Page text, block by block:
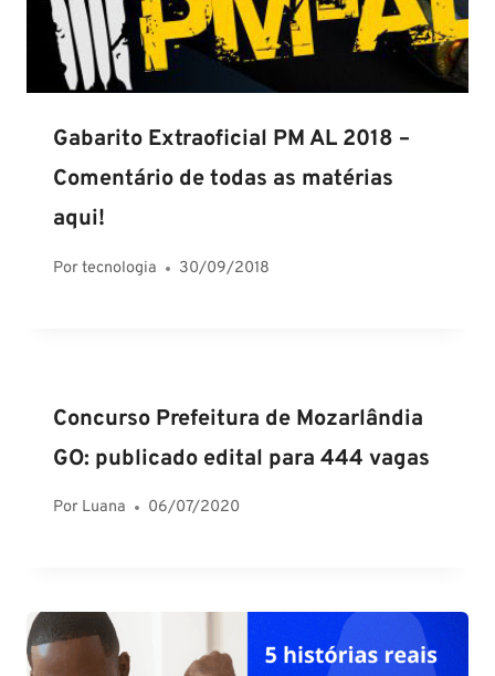
Gabarito Extraoficial PM AL 2018 –
Comentário de todas as matérias
aqui!
Portecnologia 30/09/2018
Concurso Prefeitura de Mozarlândia
GO: publicado edital para 444 vagas
Por Luana 06/07/2020